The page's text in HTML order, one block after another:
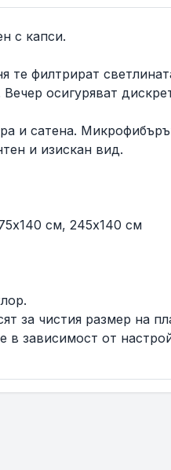
с капси.
те филтрират
осигуряват
и сатена.
и изискан вид.
см, 245x140 см
за чистия размер на
зависимост от